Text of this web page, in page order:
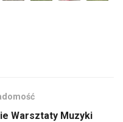
Warsztaty Muzyki